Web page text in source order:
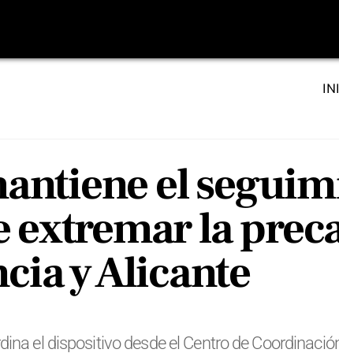
el
la
y Alicante
el dispositivo desde el Centro de